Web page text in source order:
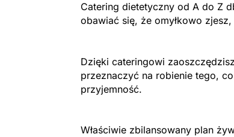
Catering dietetyczny od A do Z
obawiać się, że omyłkowo
Dzięki cateringowi
przeznaczyć na robienie tego,
przyjemność.
Właściwie zbilansowany plan